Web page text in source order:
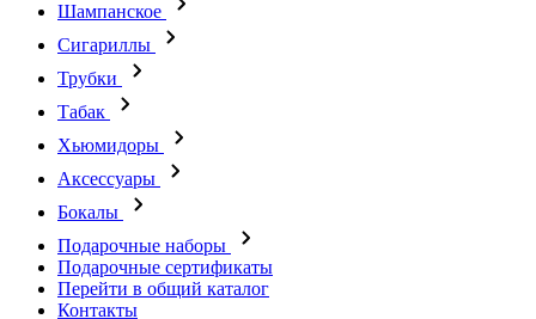
Шампанское
Сигариллы
Трубки
Табак
Хьюмидоры
Аксессуары
Бокалы
Подарочные наборы
Подарочные сертификаты
Перейти в общий каталог
Контакты